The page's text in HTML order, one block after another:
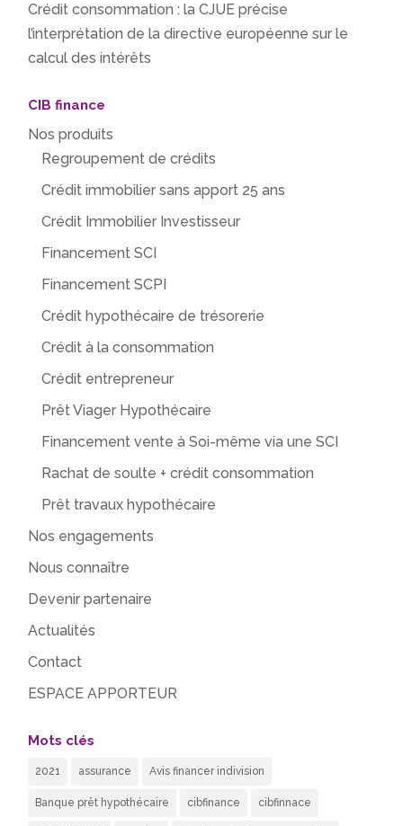
Crédit consommation : la CJUE précise
l’interprétation de la directive européenne sur le
calcul des intérêts
CIB finance
Nos produits
Regroupement de crédits
Crédit immobilier sans apport 25 ans
Crédit Immobilier Investisseur
Financement SCI
Financement SCPI
Crédit hypothécaire de trésorerie
Crédit à la consommation
Crédit entrepreneur
Prêt Viager Hypothécaire
Financement vente à Soi-même via une SCI
Rachat de soulte + crédit consommation
Prêt travaux hypothécaire
Nos engagements
Nous connaître
Devenir partenaire
Actualités
Contact
ESPACE APPORTEUR
Mots clés
2021 assurance Avis financer indivision
Banque prêt hypothécaire cibfinance cibfinnace